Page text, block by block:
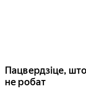
Пацвердзіце,
не робат